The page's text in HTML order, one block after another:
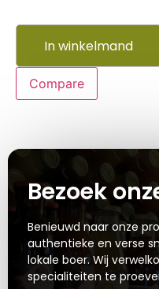
In winkelmand
Compare
Bezoek
Benieuwd naar onze
authentieke en verse
lokale boer. Wij
specialiteiten te